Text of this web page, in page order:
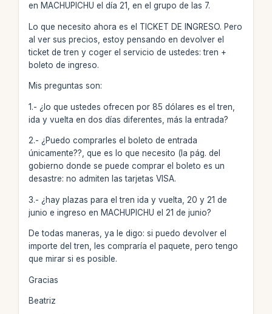
en MACHUPICHU el día 21, en el grupo de las 7.
Lo que necesito ahora es el TICKET DE INGRESO. Pero
al ver sus precios, estoy pensando en devolver el
ticket de tren y coger el servicio de ustedes: tren +
boleto de ingreso.
Mis preguntas son:
1.- ¿lo que ustedes ofrecen por 85 dólares es el tren,
ida y vuelta en dos días diferentes, más la entrada?
2.- ¿Puedo comprarles el boleto de entrada
únicamente??, que es lo que necesito (la pág. del
gobierno donde se puede comprar el boleto es un
desastre: no admiten las tarjetas VISA.
3.- ¿hay plazas para el tren ida y vuelta, 20 y 21 de
junio e ingreso en MACHUPICHU el 21 de junio?
De todas maneras, ya le digo: si puedo devolver el
importe del tren, les compraría el paquete, pero tengo
que mirar si es posible.
Gracias
Beatriz